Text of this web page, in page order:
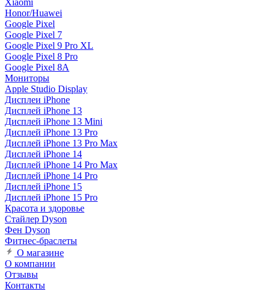
Xiaomi
Honor/Huawei
Google Pixel
Google Pixel 7
Google Pixel 9 Pro XL
Google Pixel 8 Pro
Google Pixel 8A
Мониторы
Apple Studio Display
Дисплеи iPhone
Дисплей iPhone 13
Дисплей iPhone 13 Mini
Дисплей iPhone 13 Pro
Дисплей iPhone 13 Pro Max
Дисплей iPhone 14
Дисплей iPhone 14 Pro Max
Дисплей iPhone 14 Pro
Дисплей iPhone 15
Дисплей iPhone 15 Pro
Красота и здоровье
Стайлер Dyson
Фен Dyson
Фитнес-браслеты
О магазине
О компании
Отзывы
Контакты